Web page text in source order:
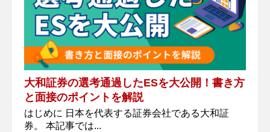
大和証券の選考通過したESを大公開！書き方
と面接のポイントを解説
はじめに 日本を代表する証券会社である大和証
券。 本記事では...